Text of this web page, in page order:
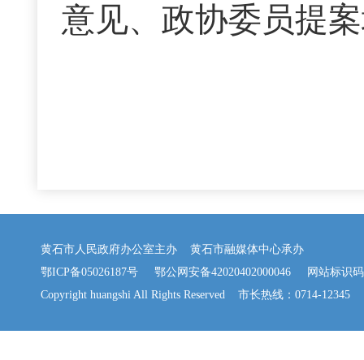
意见、政协委员提
黄石市人民政府办公室主办 黄石市融媒体中心承办
鄂ICP备05026187号
鄂公网安备42020402000046 网站标识码
Copyright huangshi All Rights Reserved 市长热线：0714-12345